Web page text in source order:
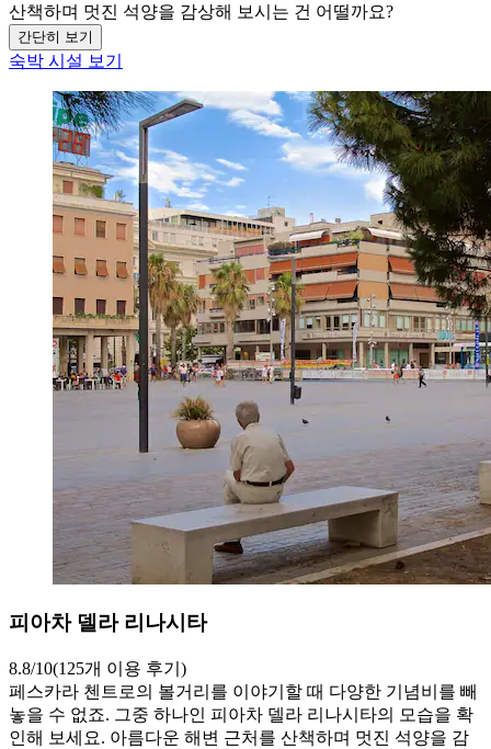
산책하며 멋진 석양을 감상해 보시는 건 어떨까요?
간단히 보기
숙박 시설 보기
피아차 델라 리나시타
8.8/10(125개 이용 후기)
페스카라 첸트로의 볼거리를 이야기할 때 다양한 기념비를 빼
놓을 수 없죠. 그중 하나인 피아차 델라 리나시타의 모습을 확
인해 보세요. 아름다운 해변 근처를 산책하며 멋진 석양을 감